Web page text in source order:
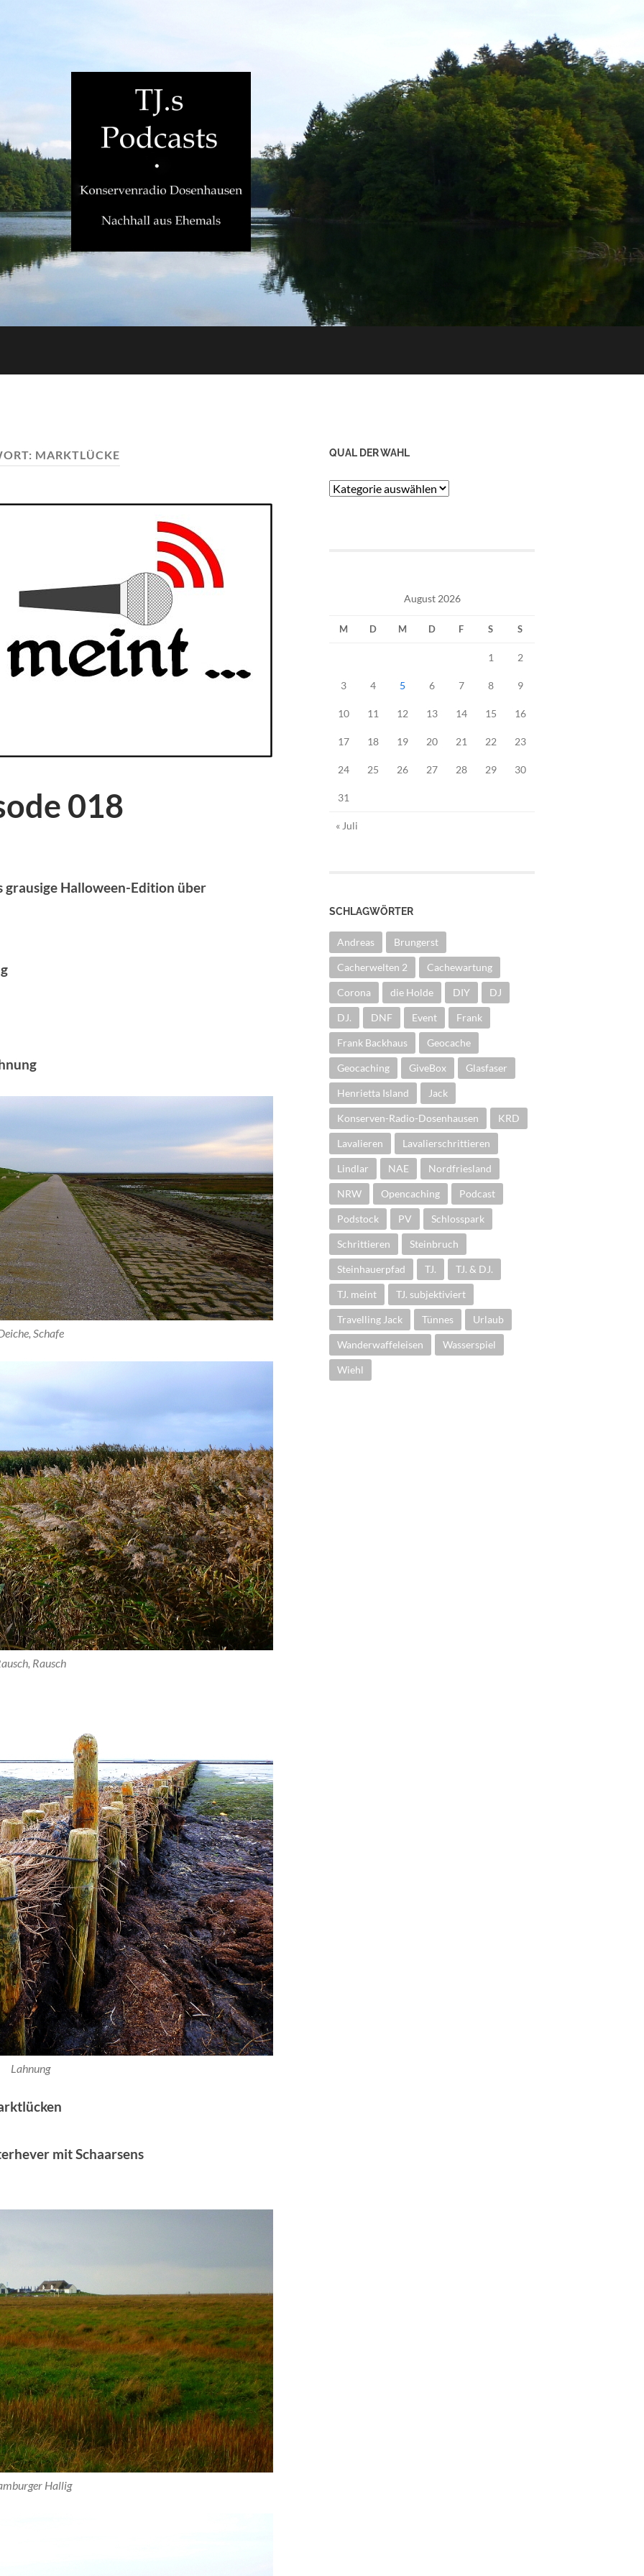
MARKTLÜCKE
018
grausige Halloween-Edition über
Schafe
Rausch
Lahnung
mit Schaarsens
Hallig
QUAL DER WAHL
Qual
August 2026
M D M D F S S
1 2
3 4 5 6 7 8 9
10 11 12 13 14 15 16
17 18 19 20 21 22 23
24 25 26 27 28 29 30
31
« Juli
SCHLAGWÖRTER
Andreas Brungerst
Cacherwelten 2 Cachewartung
Corona die Holde DIY DJ
DJ. DNF Event Frank
Frank Backhaus Geocache
Geocaching GiveBox Glasfaser
Henrietta Island Jack
Konserven-Radio-Dosenhausen KRD
Lavalieren Lavalierschrittieren
Lindlar NAE Nordfriesland
NRW Opencaching Podcast
Podstock PV Schlosspark
Schrittieren Steinbruch
Steinhauerpfad TJ. TJ. & DJ.
TJ. meint TJ. subjektiviert
Travelling Jack Tünnes Urlaub
Wanderwaffeleisen Wasserspiel
Wiehl